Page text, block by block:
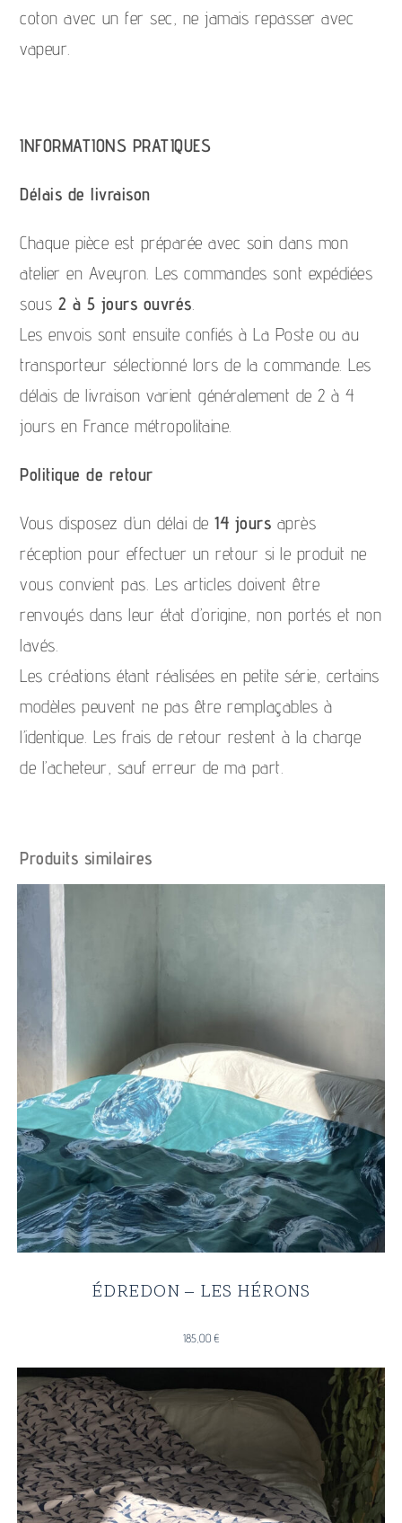
coton avec un fer sec, ne jamais repasser avec
vapeur.
INFORMATIONS PRATIQUES
Délais de livraison
Chaque pièce est préparée avec soin dans mon
atelier en Aveyron. Les commandes sont expédiées
sous 2 à 5 jours ouvrés
Les envois sont ensuite confiés à La Poste ou au
transporteur sélectionné lors de la commande. Les
délais de livraison varient généralement de 2 à 4
jours en France métropolitaine.
Politique de retour
Vous disposez d’un délai de14 jours après
réception pour effectuer un retour si le produit ne
vous convient pas. Les articles doivent être
renvoyés dans leur état d’origine, non portés et non
lavés.
Les créations étant réalisées en petite série, certains
modèles peuvent ne pas être remplaçables à
l’identique. Les frais de retour restent à la charge
de l’acheteur, sauf erreur de ma part.
Produits similaires
Édredons
ÉDREDON – LES HÉRONS
185,00€